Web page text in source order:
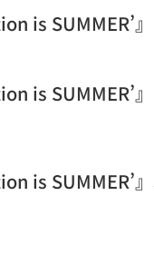
is
is
is